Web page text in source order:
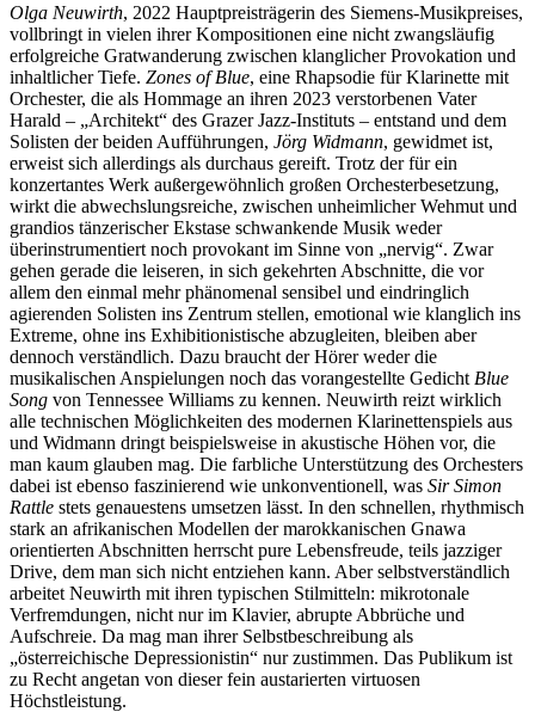
Olga Neuwirth, 2022 Hauptpreisträgerin des Siemens-Musikpreises,
vollbringt in vielen ihrer Kompositionen eine nicht zwangsläufig
erfolgreiche Gratwanderung zwischen klanglicher Provokation und
inhaltlicher Tiefe. Zones of Blue, eine Rhapsodie für Klarinette mit
Orchester, die als Hommage an ihren 2023 verstorbenen Vater
Harald ‒ „Architekt“ des Grazer Jazz-Instituts ‒ entstand und dem
Solisten der beiden Aufführungen, Jörg Widmann, gewidmet ist,
erweist sich allerdings als durchaus gereift. Trotz der für ein
konzertantes Werk außergewöhnlich großen Orchesterbesetzung,
wirkt die abwechslungsreiche, zwischen unheimlicher Wehmut und
grandios tänzerischer Ekstase schwankende Musik weder
überinstrumentiert noch provokant im Sinne von „nervig“. Zwar
gehen gerade die leiseren, in sich gekehrten Abschnitte, die vor
allem den einmal mehr phänomenal sensibel und eindringlich
agierenden Solisten ins Zentrum stellen, emotional wie klanglich ins
Extreme, ohne ins Exhibitionistische abzugleiten, bleiben aber
dennoch verständlich. Dazu braucht der Hörer weder die
musikalischen Anspielungen noch das vorangestellte Gedicht Blue
Song von Tennessee Williams zu kennen. Neuwirth reizt wirklich
alle technischen Möglichkeiten des modernen Klarinettenspiels aus
und Widmann dringt beispielsweise in akustische Höhen vor, die
man kaum glauben mag. Die farbliche Unterstützung des Orchesters
dabei ist ebenso faszinierend wie unkonventionell, was Sir Simon
Rattle stets genauestens umsetzen lässt. In den schnellen, rhythmisch
stark an afrikanischen Modellen der marokkanischen Gnawa
orientierten Abschnitten herrscht pure Lebensfreude, teils jazziger
Drive, dem man sich nicht entziehen kann. Aber selbstverständlich
arbeitet Neuwirth mit ihren typischen Stilmitteln: mikrotonale
Verfremdungen, nicht nur im Klavier, abrupte Abbrüche und
Aufschreie. Da mag man ihrer Selbstbeschreibung als
„österreichische Depressionistin“ nur zustimmen. Das Publikum ist
zu Recht angetan von dieser fein austarierten virtuosen
Höchstleistung.